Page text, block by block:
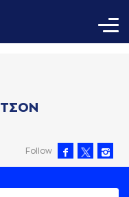
Follow